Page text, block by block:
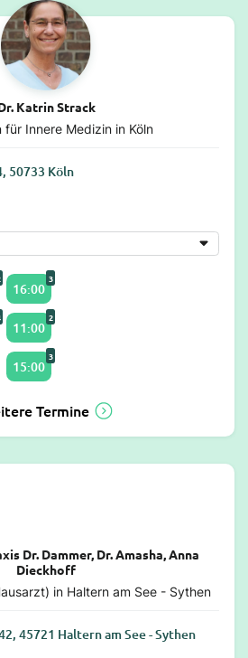
Katrin Strack
für Innere Medizin in Köln
50733 Köln
16:00
3
11:00
2
15:00
3
Termine
Dr. Dammer, Dr. Amasha, Anna
Dieckhoff
in Haltern am See - Sythen
45721 Haltern am See - Sythen